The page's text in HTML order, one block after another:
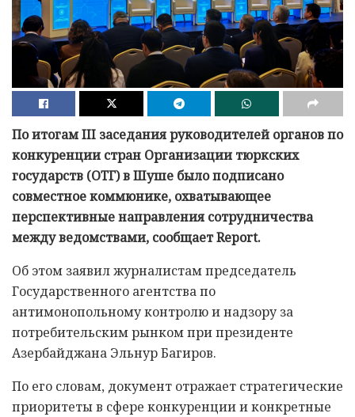
По итогам III заседания руководителей органов по
конкуренции стран Организации тюркских
государств (ОТГ) в Шуше было подписано
совместное коммюнике, охватывающее
перспективные направления сотрудничества
между ведомствами, сообщает Report.
Об этом заявил журналистам председатель
Государственного агентства по
антимонопольному контролю и надзору за
потребительским рынком при президенте
Азербайджана Эльнур Багиров.
По его словам, документ отражает стратегические
приоритеты в сфере конкуренции и конкретные